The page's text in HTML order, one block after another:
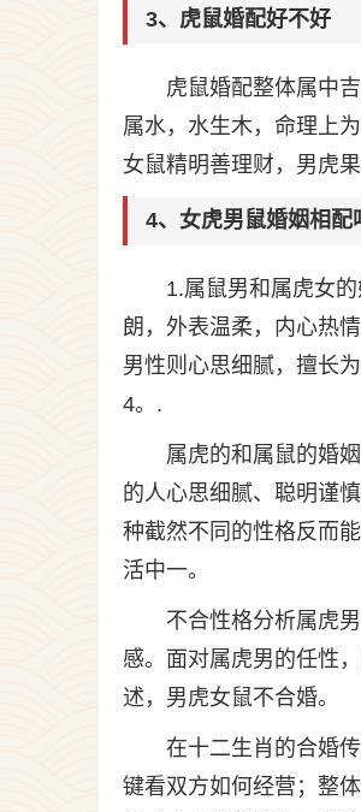
3、虎鼠婚配好不好
虎鼠婚配整体属中
属水，水生木，命理上
女鼠精明善理财，男虎
4、女虎男鼠婚姻相配
1.属鼠男和属虎女
朗，外表温柔，内心热
男性则心思细腻，擅长
4。.
属虎的和属鼠的婚
的人心思细腻、聪明谨
种截然不同的性格反而
活中一。
不合性格分析属虎
感。面对属虎男的任性
述，男虎女鼠不合婚。
在十二生肖的合婚
键看双方如何经营；整